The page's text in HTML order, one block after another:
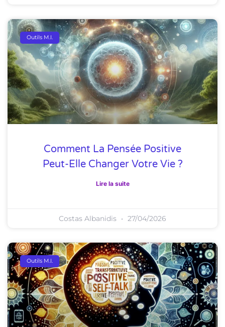
Outils M.I.
Comment La Pensée Positive
Peut-Elle Changer Votre Vie ?
Lire la suite
Costas Albanidis 27/04/2026
Outils M.I.